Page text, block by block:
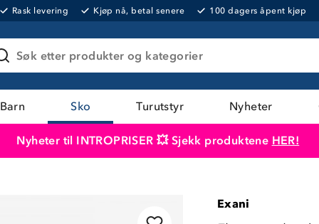
Rask levering Kjøp nå, betal senere 100 dagers åpent kjøp
Søk etter produkter og kategorier
Barn Sko Turutstyr Nyheter
Nyheter til INTROPRISER 💥 Sjekk produktene HER!
Exani